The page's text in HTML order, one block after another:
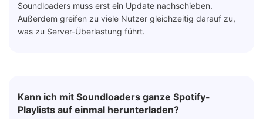
Soundloaders muss erst ein Update nachschieben.
Außerdem greifen zu viele Nutzer gleichzeitig darauf zu,
was zu Server-Überlastung führt.
Kann ich mit Soundloaders ganze Spotify-
Playlists auf einmal herunterladen?